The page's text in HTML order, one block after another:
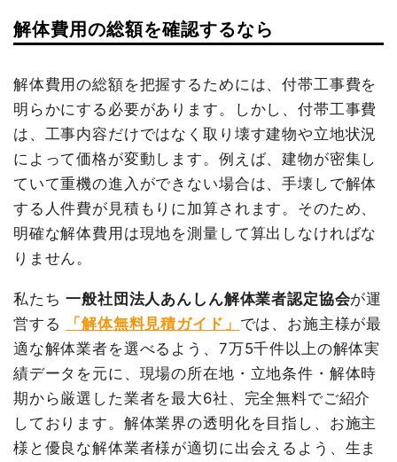
数量
鉄骨造工場47坪1階建て
47坪 15,468円
727,000円
狭小地加算
4人工 17,600円
70,400円
養生費
0
0円
浄化槽・便槽撤去
1式
20,000円
有価物買取
1式
-70,000円
室内残置物撤去
65m³ 9,500円
617,500円
土間コンクリート撤去
9坪 14,500円
130,500円
値引き
3,400円
小計
1,950,000円
消費税
156,000円
合計金額
2,106,000円
解体費用の総額を確認するなら
解体費用の総額を把握するためには、付帯工事費を
明らかにする必要があります。しかし、付帯工事費
は、工事内容だけではなく取り壊す建物や立地状況
によって価格が変動します。例えば、建物が密集し
ていて重機の進入ができない場合は、手壊しで解体
する人件費が見積もりに加算されます。そのため、
明確な解体費用は現地を測量して算出しなければな
りません。
私たち一般社団法人あんしん解体業者認定協会が運
営する
「解体無料見積ガイド」 では、お施主様が最
適な解体業者を選べるよう、7万5千件以上の解体実
績データを元に、現場の所在地・立地条件・解体時
期から厳選した業者を最大6社、完全無料でご紹介
しております。解体業界の透明化を目指し、お施主
様と優良な解体業者様が適切に出会えるよう、生ま